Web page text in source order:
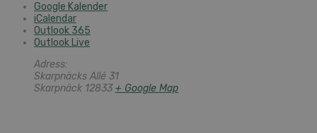
Google Kalender
iCalendar
Outlook 365
Outlook Live
Adress:
Skarpnäcks Allé 31
Skarpnäck 12833 + Google Map